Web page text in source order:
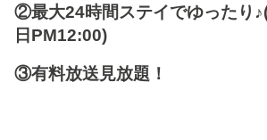
②最大24時間ステイでゆったり
日PM12:00)
③有料放送見放題！